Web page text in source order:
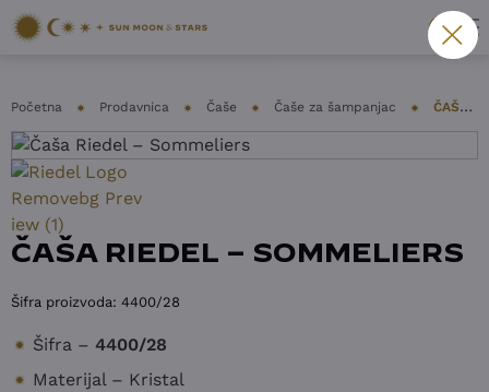
Početna Prodavnica Čaše Čaše za šampanjac ČAŠA RIEDEL – SOMMELIERS
ČAŠA RIEDEL – SOMMELIERS
Šifra proizvoda: 4400/28
Šifra – 4400/28
Materijal – Kristal